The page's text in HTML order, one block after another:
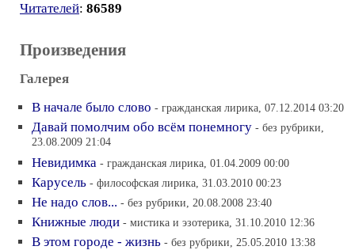
Читателей: 86589
Произведения
Галерея
В начале было слово - гражданская лирика, 07.12.2014 03:20
Давай помолчим обо всём понемногу - без рубрики,
23.08.2009 21:04
Невидимка - гражданская лирика, 01.04.2009 00:00
Карусель - философская лирика, 31.03.2010 00:23
Не надо слов... - без рубрики, 20.08.2008 23:40
Книжные люди - мистика и эзотерика, 31.10.2010 12:36
В этом городе - жизнь - без рубрики, 25.05.2010 13:38